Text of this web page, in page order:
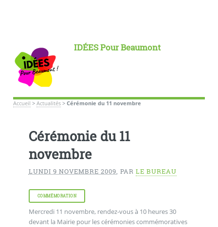
IDÉES Pour Beaumont
Accueil > Actualités> Cérémonie du 11 novembre
Cérémonie du 11
novembre
LUNDI 9 NOVEMBRE 2009, PAR LE BUREAU
COMMÉMORATION
Mercredi 11 novembre, rendez-vous à 10 heures 30
devant la Mairie pour les cérémonies commémoratives